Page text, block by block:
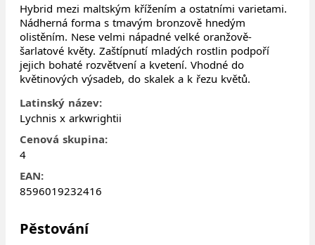
Hybrid mezi maltským křížením a ostatními varietami.
Nádherná forma s tmavým bronzově hnedým
olistěním. Nese velmi nápadné velké oranžově-
šarlatové květy. Zaštípnutí mladých rostlin podpoří
jejich bohaté rozvětvení a kvetení. Vhodné do
květinových výsadeb, do skalek a k řezu květů.
Latinský název:
Lychnis x arkwrightii
Cenová skupina:
4
EAN:
8596019232416
Pěstování